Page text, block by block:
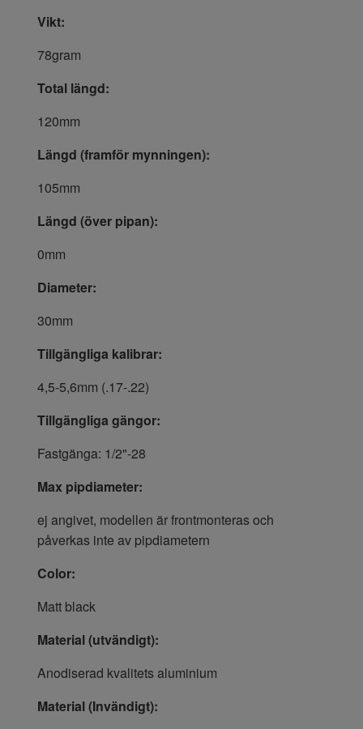
Vikt:
78gram
Total längd:
120mm
Längd (framför mynningen):
105mm
Längd (över pipan):
0mm
Diameter:
30mm
Tillgängliga kalibrar:
4,5-5,6mm (.17-.22)
Tillgängliga gängor:
Fastgänga: 1/2"-28
Max pipdiameter:
ej angivet, modellen är frontmonteras och
påverkas inte av pipdiametern
Color:
Matt black
Material (utvändigt):
Anodiserad kvalitets aluminium
Material (Invändigt):